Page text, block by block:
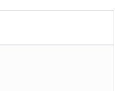
ile görüştü